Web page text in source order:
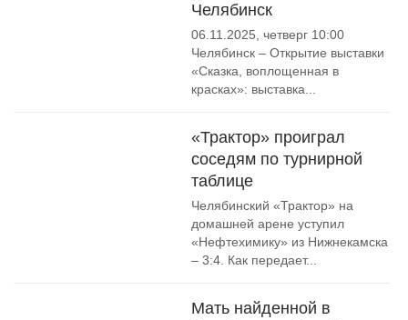
Челябинск
06.11.2025, четверг 10:00
Челябинск – Открытие выставки
«Сказка, воплощенная в
красках»: выставка...
«Трактор» проиграл
соседям по турнирной
таблице
Челябинский «Трактор» на
домашней арене уступил
«Нефтехимику» из Нижнекамска
– 3:4. Как передает...
Мать найденной в